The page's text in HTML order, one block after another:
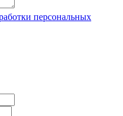
персональных